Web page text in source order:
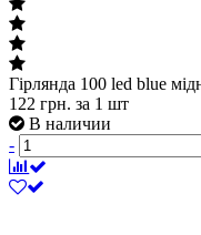
Гірлянда 100 led blue
122 грн. за 1 шт
В наличии
-